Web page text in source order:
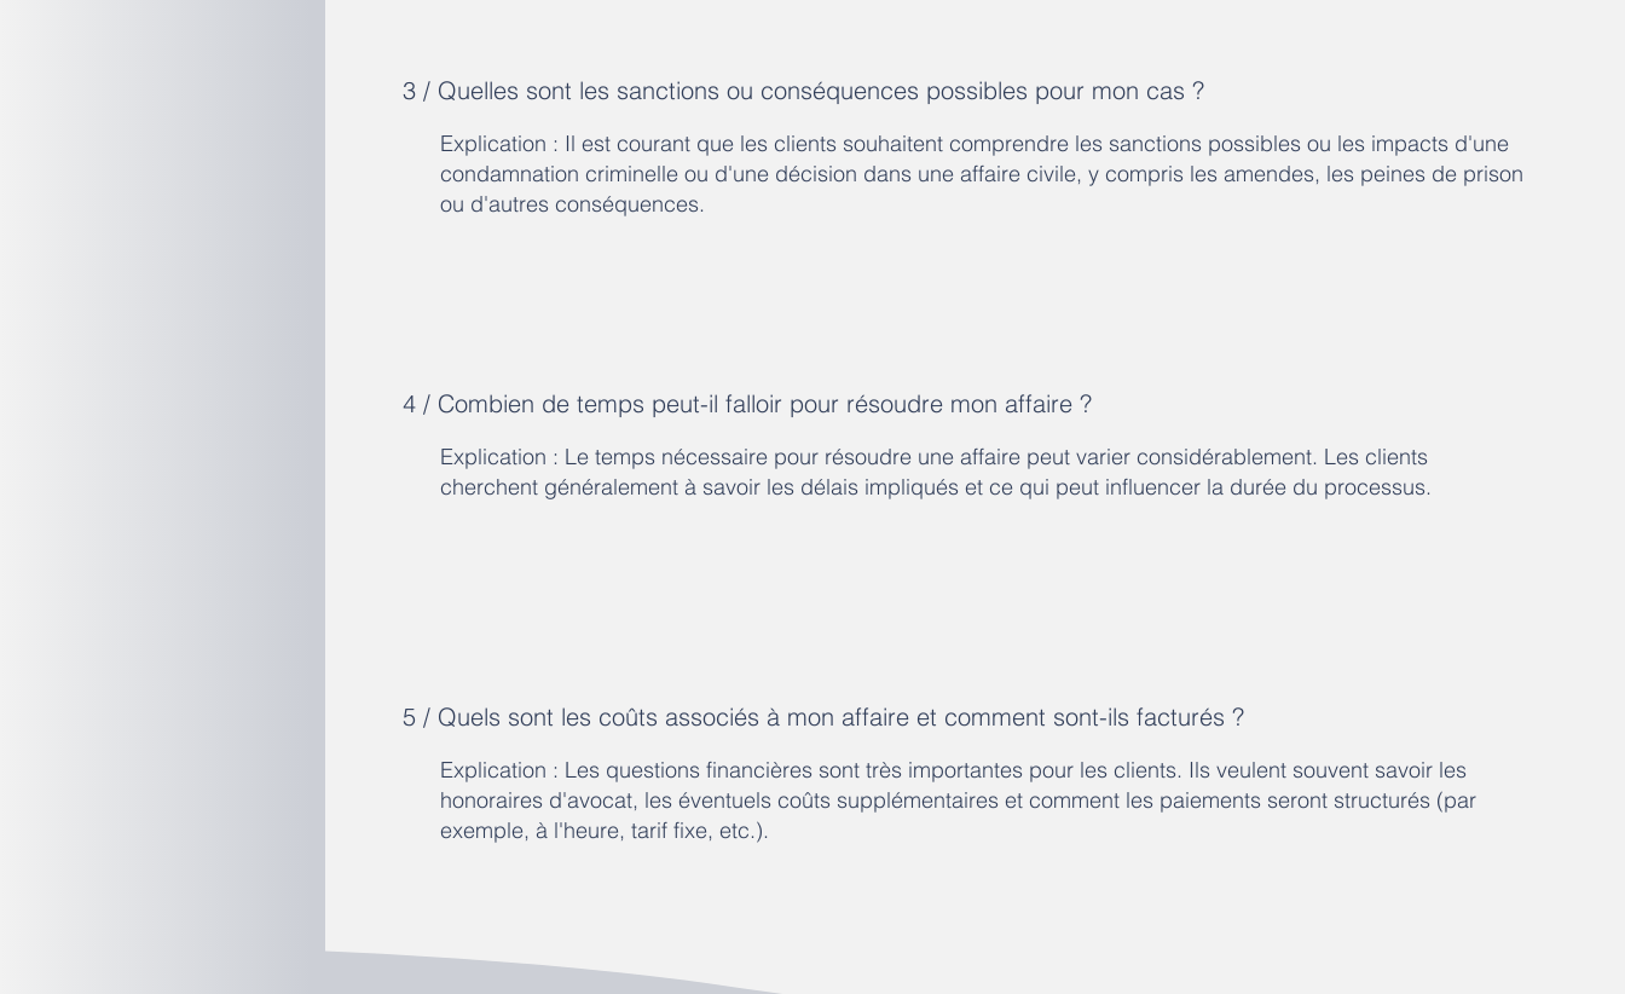
3 / Quelles sont les sanctions ou conséquences possibles pour mon cas ?
Explication : Il est courant que les clients souhaitent comprendre les sanctions possibles ou les impacts d'une
condamnation criminelle ou d'une décision dans une affaire civile, y compris les amendes, les peines de prison
ou d'autres conséquences.
4 / Combien de temps peut-il falloir pour résoudre mon affaire ?
Explication : Le temps nécessaire pour résoudre une affaire peut varier considérablement. Les clients
cherchent généralement à savoir les délais impliqués et ce qui peut influencer la durée du processus.
5 / Quels sont les coûts associés à mon affaire et comment sont-ils facturés ?
Explication : Les questions financières sont très importantes pour les clients. Ils veulent souvent savoir les
honorairesd'avocat, les éventuels coûts supplémentaires et comment les paiements seront structurés (par
exemple, à l'heure, tarif fixe, etc.).